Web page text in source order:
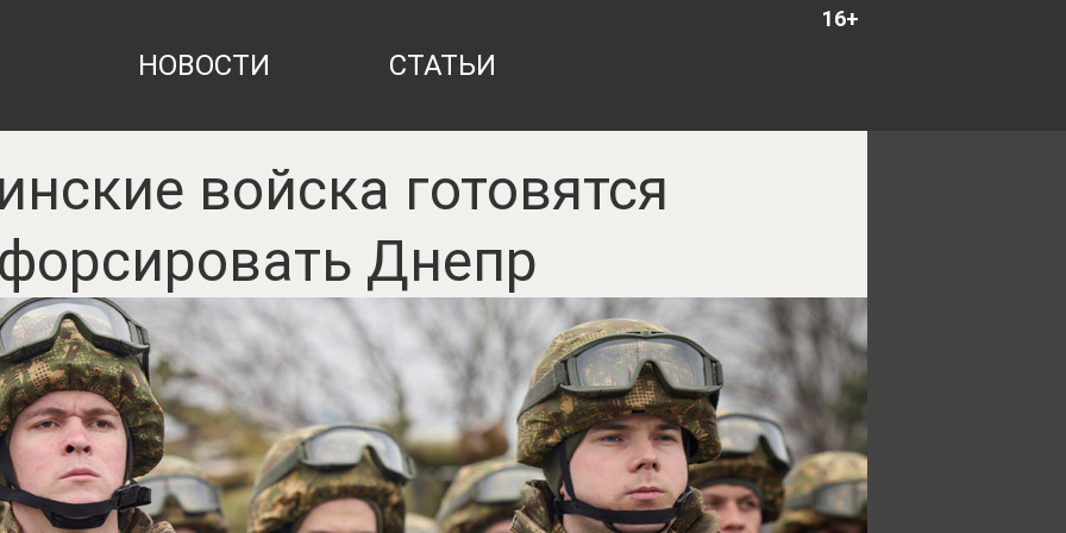
16+
НОВОСТИ СТАТЬИ
войска готовятся
Днепр